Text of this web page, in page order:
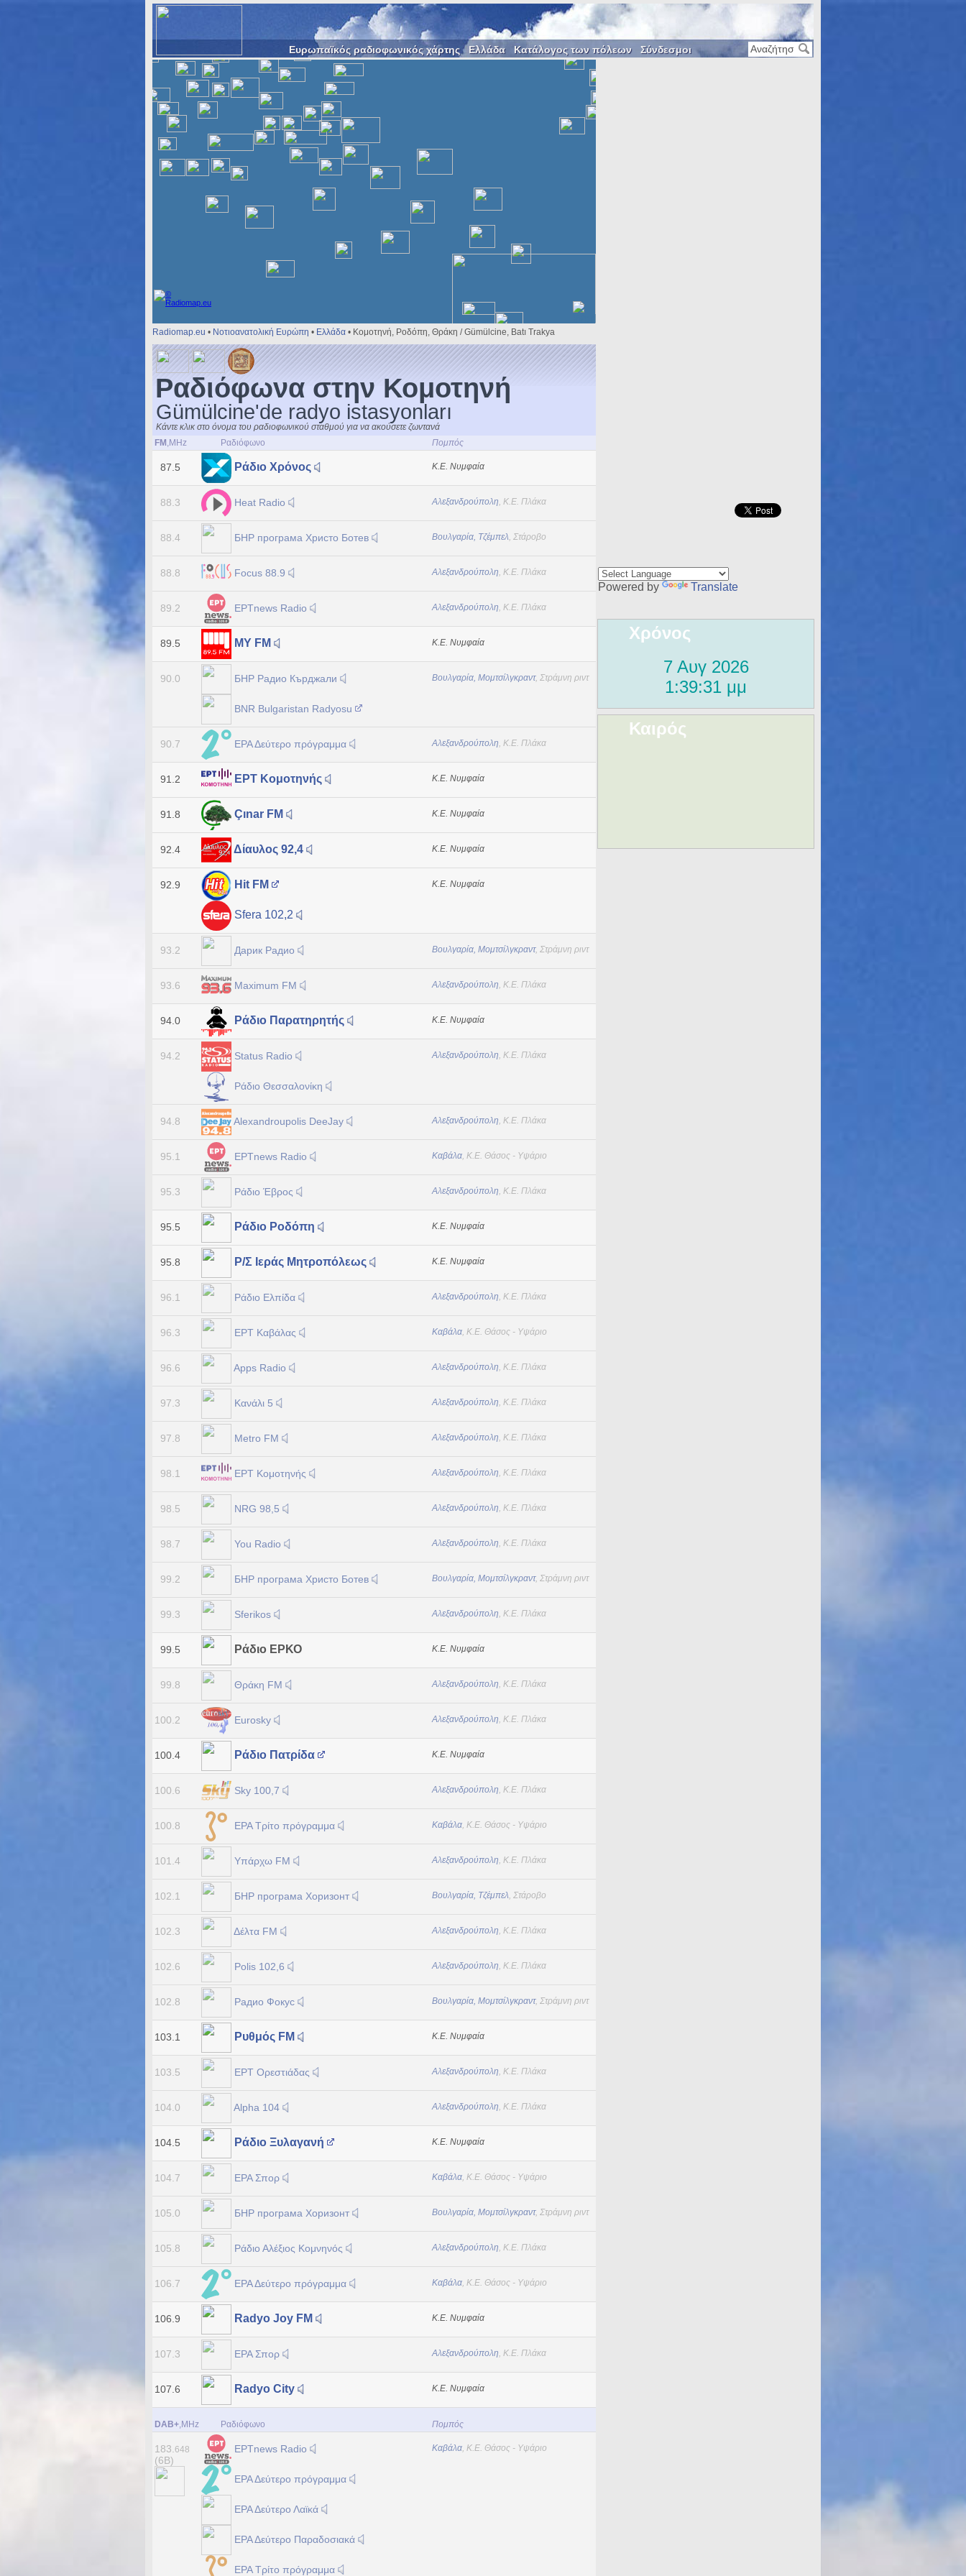
Ευρωπαϊκός ραδιοφωνικός χάρτης Ελλάδα Κατάλογος των πόλεων Σύνδεσμοι
Radiomap.eu • Νοτιοανατολική Ευρώπη • Ελλάδα • Κομοτηνή, Ροδόπη, Θράκη / Gümülcine, Batı Trakya
Ραδιόφωνα στην Κομοτηνή
Gümülcine'de radyo istasyonları
Κάντε κλικ στο όνομα του ραδιοφωνικού σταθμού για να ακούσετε ζωντανά
FM ,MHz Ραδιόφωνο Πομπός
87.5 Ράδιο Χρόνος Κ.Ε. Νυμφαία
88.3 Heat Radio Αλεξανδρούπολη, Κ.Ε. Πλάκα
88.4 БНР програма Христо Ботев Βουλγαρία, Τζέμπελ, Στάροβο
88.8 Focus 88.9 Αλεξανδρούπολη, Κ.Ε. Πλάκα
89.2 ΕΡΤnews Radio Αλεξανδρούπολη, Κ.Ε. Πλάκα
89.5 MY FM Κ.Ε. Νυμφαία
90.0 БНР Радио Кърджали
BNR Bulgaristan Radyosu
Βουλγαρία, Μομτσίλγκραντ, Στράμνη ριντ
90.7 ΕΡΑ Δεύτερο πρόγραμμα Αλεξανδρούπολη, Κ.Ε. Πλάκα
91.2 ΕΡΤ Κομοτηνής Κ.Ε. Νυμφαία
91.8 Çınar FM Κ.Ε. Νυμφαία
92.4 Δίαυλος 92,4 Κ.Ε. Νυμφαία
92.9 Hit FM
Sfera 102,2
Κ.Ε. Νυμφαία
93.2 Дарик Радио Βουλγαρία, Μομτσίλγκραντ, Στράμνη ριντ
93.6 Maximum FM Αλεξανδρούπολη, Κ.Ε. Πλάκα
94.0 Ράδιο Παρατηρητής Κ.Ε. Νυμφαία
94.2 Status Radio
Ράδιο Θεσσαλονίκη
Αλεξανδρούπολη, Κ.Ε. Πλάκα
94.8 Alexandroupolis DeeJay Αλεξανδρούπολη, Κ.Ε. Πλάκα
95.1 ΕΡΤnews Radio Καβάλα, Κ.Ε. Θάσος - Υψάριο
95.3 Ράδιο Έβρος Αλεξανδρούπολη, Κ.Ε. Πλάκα
95.5 Ράδιο Ροδόπη Κ.Ε. Νυμφαία
95.8 Ρ/Σ Ιεράς Μητροπόλεως Κ.Ε. Νυμφαία
96.1 Ράδιο Ελπίδα Αλεξανδρούπολη, Κ.Ε. Πλάκα
96.3 ΕΡΤ Καβάλας Καβάλα, Κ.Ε. Θάσος - Υψάριο
96.6 Apps Radio Αλεξανδρούπολη, Κ.Ε. Πλάκα
97.3 Κανάλι 5 Αλεξανδρούπολη, Κ.Ε. Πλάκα
97.8 Metro FM Αλεξανδρούπολη, Κ.Ε. Πλάκα
98.1 ΕΡΤ Κομοτηνής Αλεξανδρούπολη, Κ.Ε. Πλάκα
98.5 NRG 98,5 Αλεξανδρούπολη, Κ.Ε. Πλάκα
98.7 You Radio Αλεξανδρούπολη, Κ.Ε. Πλάκα
99.2 БНР програма Христо Ботев Βουλγαρία, Μομτσίλγκραντ, Στράμνη ριντ
99.3 Sferikos Αλεξανδρούπολη, Κ.Ε. Πλάκα
99.5 Ράδιο ΕΡΚΟ Κ.Ε. Νυμφαία
99.8 Θράκη FM Αλεξανδρούπολη, Κ.Ε. Πλάκα
100.2 Eurosky Αλεξανδρούπολη, Κ.Ε. Πλάκα
100.4 Ράδιο Πατρίδα Κ.Ε. Νυμφαία
100.6 Sky 100,7 Αλεξανδρούπολη, Κ.Ε. Πλάκα
100.8 ΕΡΑ Τρίτο πρόγραμμα Καβάλα, Κ.Ε. Θάσος - Υψάριο
101.4 Υπάρχω FM Αλεξανδρούπολη, Κ.Ε. Πλάκα
102.1 БНР програма Хоризонт Βουλγαρία, Τζέμπελ, Στάροβο
102.3 Δέλτα FM Αλεξανδρούπολη, Κ.Ε. Πλάκα
102.6 Polis 102,6 Αλεξανδρούπολη, Κ.Ε. Πλάκα
102.8 Радио Фокус Βουλγαρία, Μομτσίλγκραντ, Στράμνη ριντ
103.1 Ρυθμός FM Κ.Ε. Νυμφαία
103.5 ΕΡΤ Ορεστιάδας Αλεξανδρούπολη, Κ.Ε. Πλάκα
104.0 Alpha 104 Αλεξανδρούπολη, Κ.Ε. Πλάκα
104.5 Ράδιο Ξυλαγανή Κ.Ε. Νυμφαία
104.7 ΕΡΑ Σπορ Καβάλα, Κ.Ε. Θάσος - Υψάριο
105.0 БНР програма Хоризонт Βουλγαρία, Μομτσίλγκραντ, Στράμνη ριντ
105.8 Ράδιο Αλέξιος Κομνηνός Αλεξανδρούπολη, Κ.Ε. Πλάκα
106.7 ΕΡΑ Δεύτερο πρόγραμμα Καβάλα, Κ.Ε. Θάσος - Υψάριο
106.9 Radyo Joy FM Κ.Ε. Νυμφαία
107.3 ΕΡΑ Σπορ Αλεξανδρούπολη, Κ.Ε. Πλάκα
107.6 Radyo City Κ.Ε. Νυμφαία
DAB+,MHz Ραδιόφωνο Πομπός
183. 648
(6B)
ΕΡΤnews Radio
ΕΡΑ Δεύτερο πρόγραμμα
ΕΡΑ Δεύτερο Λαϊκά
ΕΡΑ Δεύτερο Παραδοσιακά
ΕΡΑ Τρίτο πρόγραμμα
Καβάλα, Κ.Ε. Θάσος - Υψάριο
Powered by Translate
Χρόνος
Καιρός